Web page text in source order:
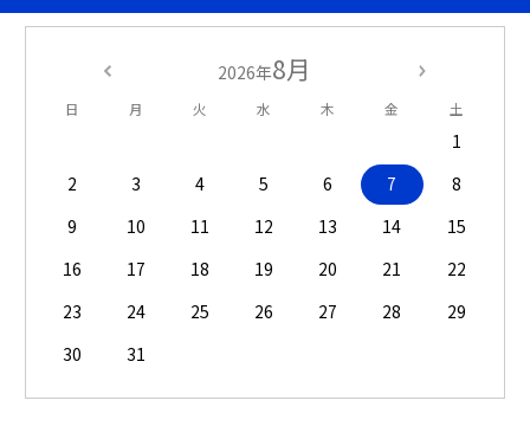
2026年8月
日 月 火 水 木 金 土
1
2
3 4 5 6 7
8
9
10 11 12 13 14
15
16
17 18 19 20 21
22
23
24 25 26 27 28
29
30
31